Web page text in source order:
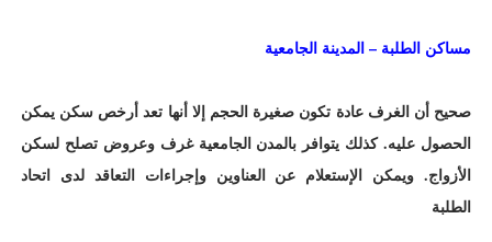
مساكن الطلبة – المدينة الجامعية
صحيح أن الغرف عادة تكون صغيرة الحجم إلا أنها تعد أرخص سكن يمكن
الحصول عليه. كذلك يتوافر بالمدن الجامعية غرف وعروض تصلح لسكن
الأزواج. ويمكن الإستعلام عن العناوين وإجراءات التعاقد لدى اتحاد
الطلبة